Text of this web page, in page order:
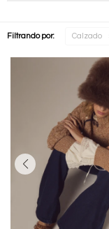
Filtrando por: Calzado